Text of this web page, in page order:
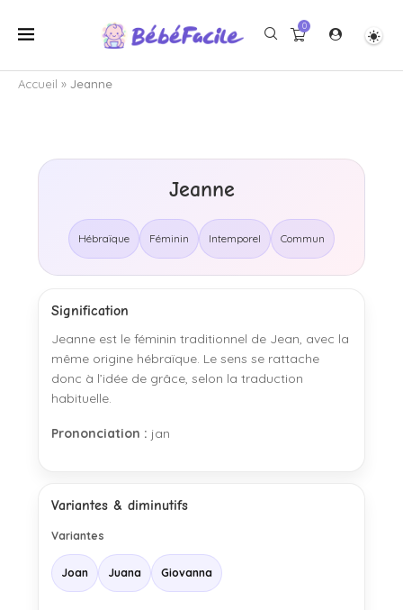
0
Accueil » Jeanne
Jeanne
Hébraïque Féminin Intemporel Commun
Signification
Jeanne est le féminin traditionnel de Jean, avec la
même origine hébraïque. Le sens se rattache
donc à l’idée de grâce, selon la traduction
habituelle.
Prononciation : jan
Variantes & diminutifs
Variantes
Joan Juana Giovanna